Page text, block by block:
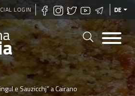
Direkt
zum
Inhalt
LOGIN DE
e Sauzicchj” a Cairano